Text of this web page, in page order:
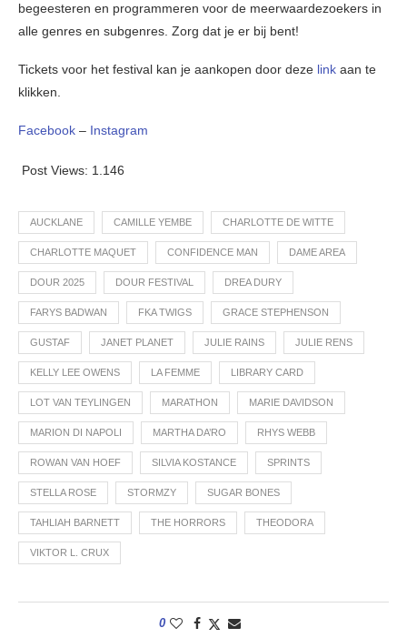
begeesteren en programmeren voor de meerwaardezoekers in
alle genres en subgenres. Zorg dat je er bij bent!
Tickets voor het festival kan je aankopen door deze link aan te
klikken.
Facebook – Instagram
Post Views: 1.146
AUCKLANE CAMILLE YEMBE CHARLOTTE DE WITTE
CHARLOTTE MAQUET CONFIDENCE MAN DAME AREA
DOUR 2025 DOUR FESTIVAL DREA DURY
FARYS BADWAN FKA TWIGS GRACE STEPHENSON
GUSTAF JANET PLANET JULIE RAINS JULIE RENS
KELLY LEE OWENS LA FEMME LIBRARY CARD
LOT VAN TEYLINGEN MARATHON MARIE DAVIDSON
MARION DI NAPOLI MARTHA DA’RO RHYS WEBB
ROWAN VAN HOEF SILVIA KOSTANCE SPRINTS
STELLA ROSE STORMZY SUGAR BONES
TAHLIAH BARNETT THE HORRORS THEODORA
VIKTOR L. CRUX
0